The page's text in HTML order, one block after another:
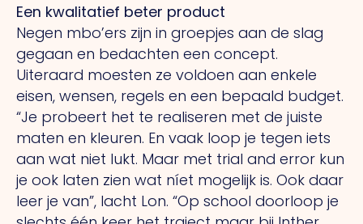
Een kwalitatief beter product
Negen mbo’ers zijn in groepjes aan de slag
gegaan en bedachten een concept.
Uiteraard moesten ze voldoen aan enkele
eisen, wensen, regels en een bepaald budget.
“Je probeert het te realiseren met de juiste
maten en kleuren. En vaak loop je tegen iets
aan wat niet lukt. Maar met trial and error kun
je ook laten zien wat níet mogelijk is. Ook daar
leer je van”, lacht Lon. “Op school doorloop je